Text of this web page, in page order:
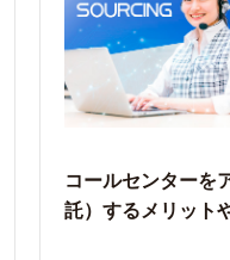
コールセンターを
託）するメリット